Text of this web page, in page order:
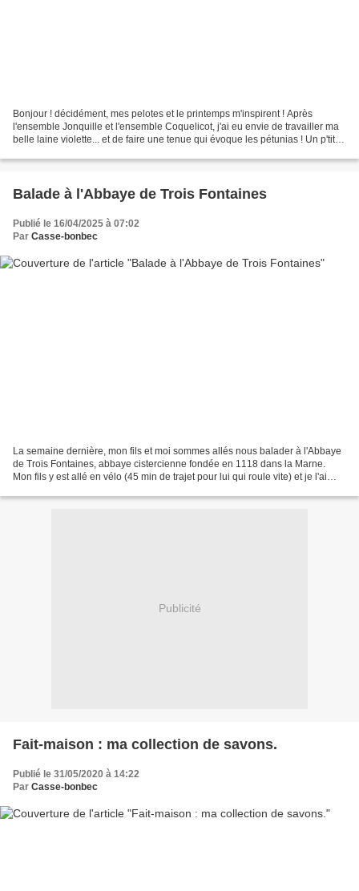
Bonjour ! décidément, mes pelotes et le printemps m'inspirent ! Après
l'ensemble Jonquille et l'ensemble Coquelicot, j'ai eu envie de travailler ma
belle laine violette... et de faire une tenue qui évoque les pétunias ! Un p'tit
Balade à l'Abbaye de Trois Fontaines
Publié le 16/04/2025 à 07:02
Par Casse-bonbec
La semaine dernière, mon fils et moi sommes allés nous balader à l'Abbaye
de Trois Fontaines, abbaye cistercienne fondée en 1118 dans la Marne.
Mon fils y est allé en vélo (45 min de trajet pour lui qui roule vite) et je l'ai
Publicité
Fait-maison : ma collection de savons.
Publié le 31/05/2020 à 14:22
Par Casse-bonbec